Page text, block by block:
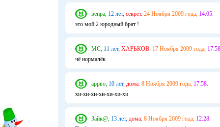
венра, 12 лет, секрет. 24 Ноября 2009 года, 14:05.
это мой 2 юродный брат !
МС, 11 лет, ХАРЬКОВ. 17 Ноября 2009 года,
чё нормалёк
аррво, 10 лет, дома. 8 Ноября 2009 года, 17:58.
хи-хи-хи-хи-хи-хи-хи
Зайк@, 13 лет, дома. 8 Ноября 2009 года, 12:28.